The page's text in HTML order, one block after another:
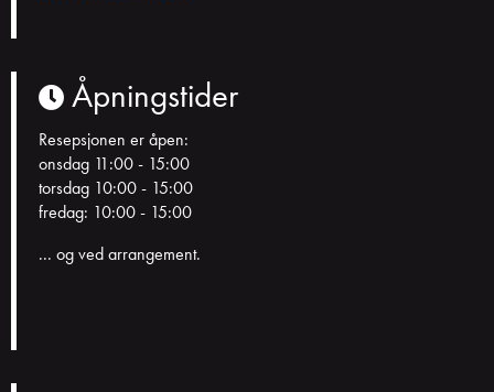
Åpningstider
Resepsjonen er åpen:
onsdag 11:00 - 15:00
torsdag 10:00 - 15:00
fredag: 10:00 - 15:00
... og ved arrangement.